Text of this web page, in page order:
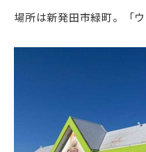
場所は新発田市緑町。「